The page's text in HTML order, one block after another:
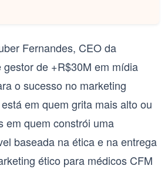
Fernandes, CEO da
gestor de +R$30M em mídia
o sucesso no marketing
em quem grita mais alto ou
em quem constrói uma
baseada na ética e na entrega
ético para médicos CFM